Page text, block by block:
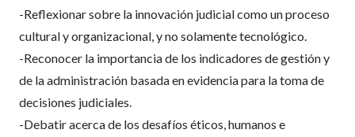
-Reflexionar sobre la innovación judicial como un proceso
cultural y organizacional, y no solamente tecnológico.
-Reconocer la importancia de los indicadores de gestión y
de la administración basada en evidencia para la toma de
decisiones judiciales.
-Debatir acerca de los desafíos éticos, humanos e